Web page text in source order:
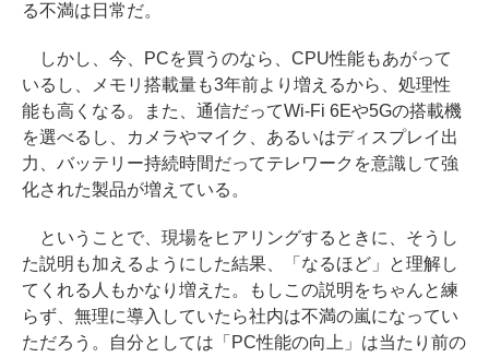
る不満は日常だ。
しかし、今、PCを買うのなら、CPU性能もあがって
いるし、メモリ搭載量も3年前より増えるから、処理性
能も高くなる。また、通信だってWi-Fi 6Eや5Gの搭載機
を選べるし、カメラやマイク、あるいはディスプレイ出
力、バッテリー持続時間だってテレワークを意識して強
化された製品が増えている。
ということで、現場をヒアリングするときに、そうし
た説明も加えるようにした結果、「なるほど」と理解し
てくれる人もかなり増えた。もしこの説明をちゃんと練
らず、無理に導入していたら社内は不満の嵐になってい
ただろう。自分としては「PC性能の向上」は当たり前の